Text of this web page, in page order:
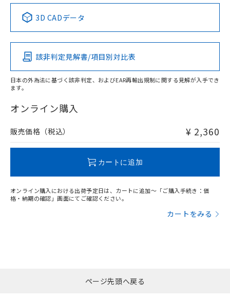
Pb Hg Cd Cr(VI)
O
在庫等で未対応品が混在する可能性があります。
問い合わせください。
3D CADデータ
該非判定見解書/項目別対比表
日本の外為法に基づく該非判定、およびEAR再輸出規制に関する見解が入手でき
ます。
オンライン購入
販売価格（税込） ¥ 2,360
カートに追加
オンライン購入における出荷予定日は、カートに追加～「ご購入手続き：価
格・納期の確認」画面にてご確認ください。
カートをみる
ページ先頭へ戻る